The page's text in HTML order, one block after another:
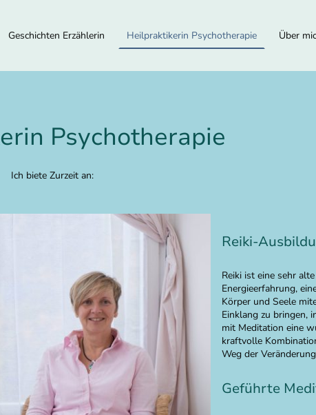
Geschichten Erzählerin Heilpraktikerin Psychotherapie Über
Psychotherapie
Ich biete Zurzeit an:
Reiki-
Reiki ist eine sehr
Energieerfahrung,
Körper und Seele
Einklang zu bringen,
mit Meditation eine
kraftvolle
Weg der
Geführte